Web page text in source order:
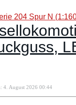
4. August 2026 00:44